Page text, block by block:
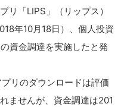
リ「LIPS」（リップス）
年10月18日）、個人投資
資金調達を実施したと発
リのダウンロードは評価
ませんが、資金調達は201